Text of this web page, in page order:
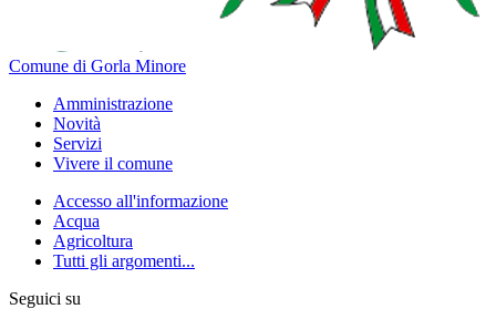
Comune di Gorla Minore
Amministrazione
Novità
Servizi
Vivere il comune
Accesso all'informazione
Acqua
Agricoltura
Tutti gli argomenti...
Seguici su